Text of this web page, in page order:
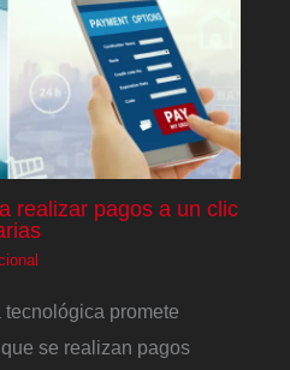
realizar pagos a un clic
promete
se realizan pagos